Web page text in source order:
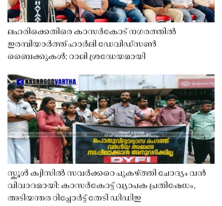
ലഹരിക്കെതിരെ കാസർകോട് നഗരത്തിൽ
ഇരമ്പിയാർത്ത് ഹാർലി ഡേവിഡ്‌സൺ
ബൈക്കുകൾ; റാലി ശ്രദ്ധേയമായി
സ്കൂൾ ക്വിസിൽ സവർക്കറെ പുകഴ്ത്തി ചോദ്യം വൻ
വിവാദമായി: കാസർകോട്ട് വ്യാപക പ്രതിഷേധം,
അടിയന്തര റിപ്പോർട്ട് തേടി ഡിഡിഇ